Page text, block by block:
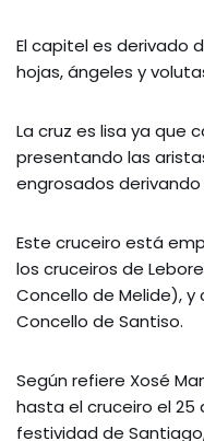
El capitel es derivado
hojas, ángeles y
La cruz es lisa ya que
presentando las
engrosados
Este cruceiro está
los cruceiros de
Concello de Melide), y
Concello de Santiso.
Según refiere Xosé
hasta el cruceiro el 25
festividad de